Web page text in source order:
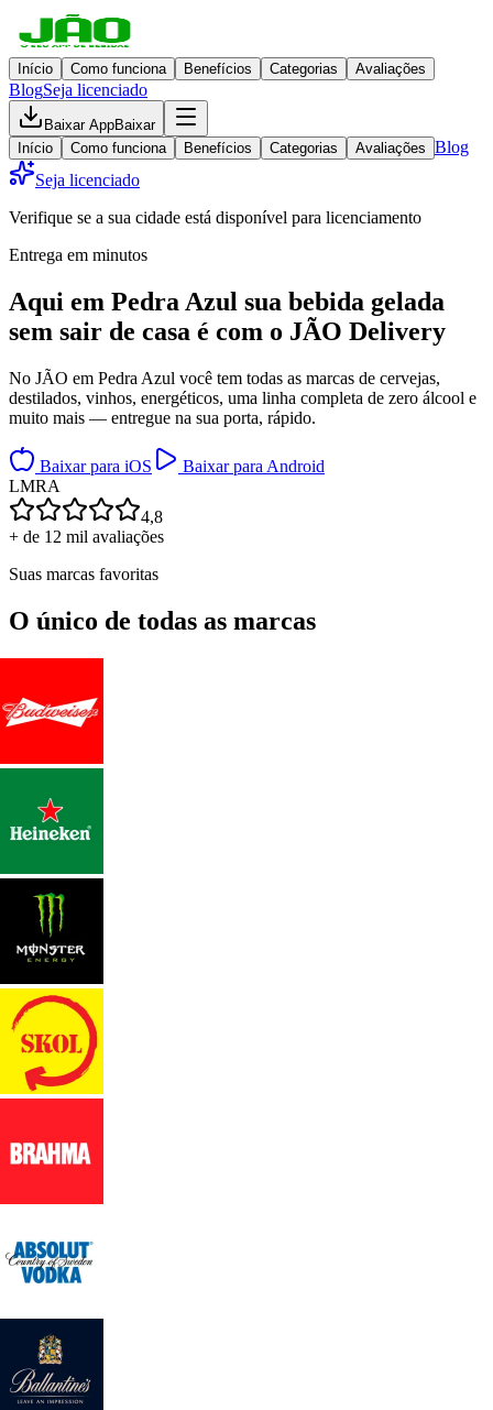
Início Como funciona Benefícios Categorias Avaliações
BlogSeja licenciado
Baixar AppBaixar
Início
Como funciona Benefícios Categorias Avaliações Blog
Seja licenciado
Verifique se a sua cidade está disponível para licenciamento
Entrega em minutos
Aqui em Pedra Azul sua bebida gelada
sem sair de casa é com o JÃO Delivery
No JÃO em Pedra Azul você tem todas as marcas de cervejas,
destilados, vinhos, energéticos, uma linha completa de zero álcool e
muito mais — entregue na sua porta, rápido.
Baixar para iOS
Baixar para Android
LMRA
4,8
+ de 12 mil avaliações
Suas marcas favoritas
O único de todas as marcas